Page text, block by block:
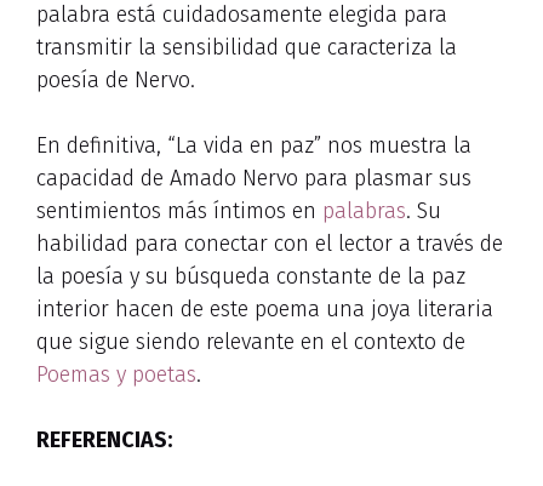
palabra está cuidadosamente elegida para
transmitir la sensibilidad que caracteriza la
poesía de Nervo.
En definitiva, “La vida en paz” nos muestra la
capacidad de Amado Nervo para plasmar sus
sentimientos más íntimos en palabras. Su
habilidad para conectar con el lector a través de
la poesía y su búsqueda constante de la paz
interior hacen de este poema una joya literaria
que sigue siendo relevante en el contexto de
Poemas y poetas.
REFERENCIAS: